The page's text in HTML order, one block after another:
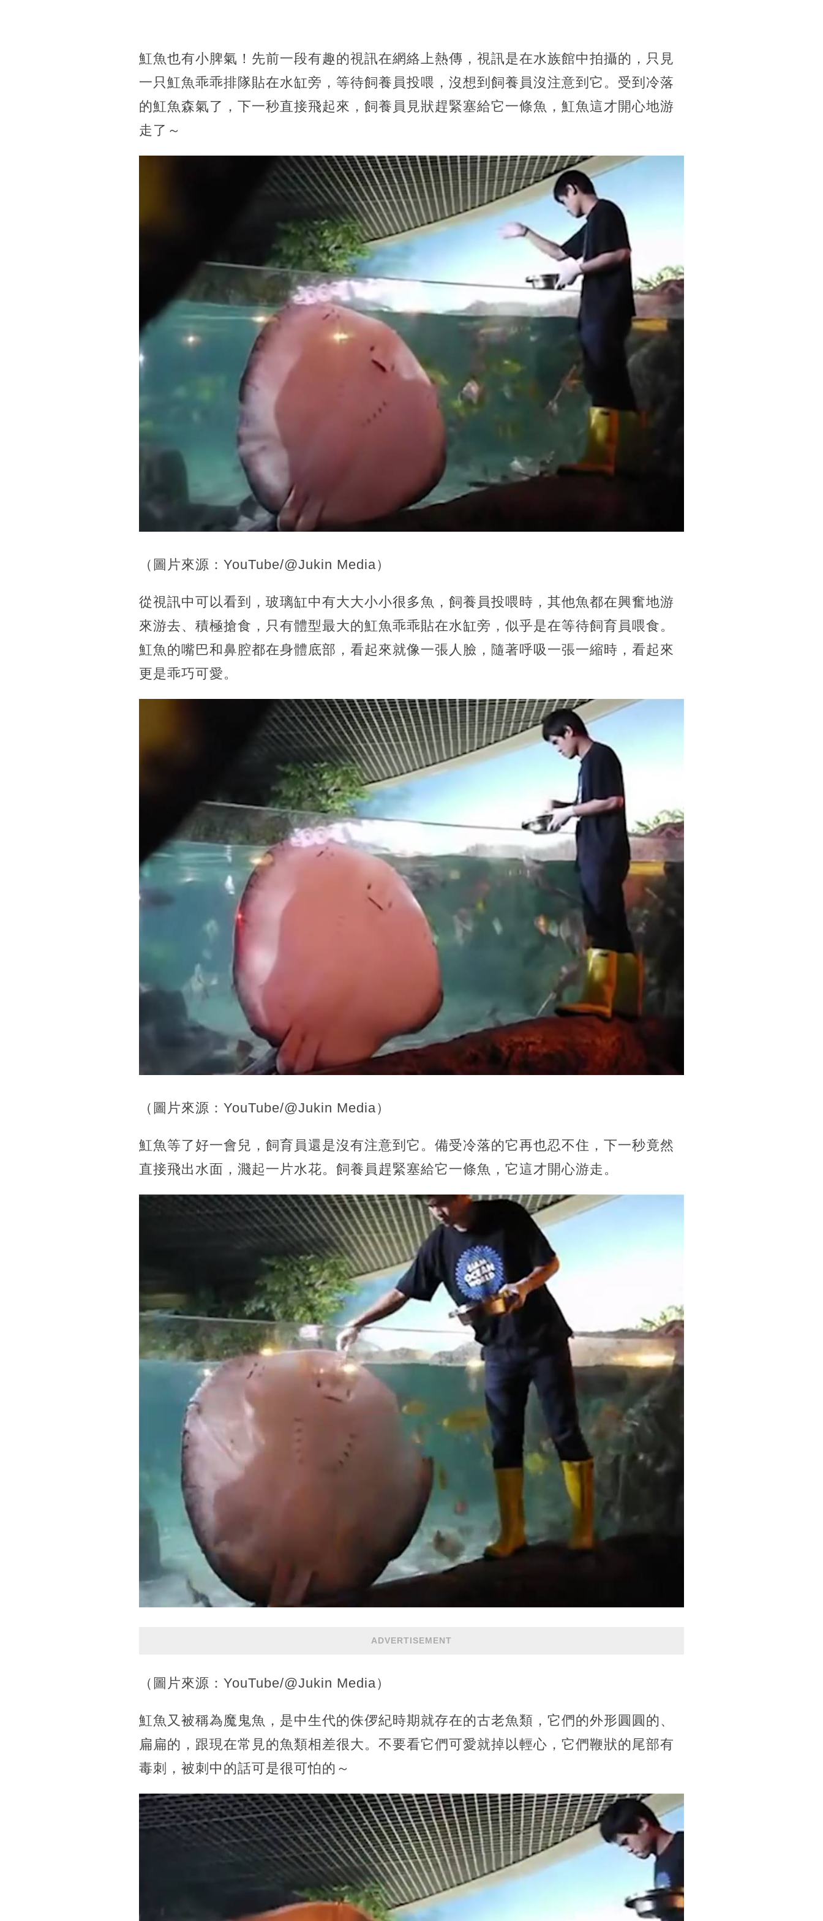
魟魚也有小脾氣！先前一段有趣的視訊在網絡上熱傳，視訊是在水族館中拍攝的，只見
一只魟魚乖乖排隊貼在水缸旁，等待飼養員投喂，沒想到飼養員沒注意到它。受到冷落
的魟魚森氣了，下一秒直接飛起來，飼養員見狀趕緊塞給它一條魚，魟魚這才開心地游
走了～
（圖片來源：YouTube/@Jukin Media）
從視訊中可以看到，玻璃缸中有大大小小很多魚，飼養員投喂時，其他魚都在興奮地游
來游去、積極搶食，只有體型最大的魟魚乖乖貼在水缸旁，似乎是在等待飼育員喂食。
魟魚的嘴巴和鼻腔都在身體底部，看起來就像一張人臉，隨著呼吸一張一縮時，看起來
更是乖巧可愛。
（圖片來源：YouTube/@Jukin Media）
魟魚等了好一會兒，飼育員還是沒有注意到它。備受冷落的它再也忍不住，下一秒竟然
直接飛出水面，濺起一片水花。飼養員趕緊塞給它一條魚，它這才開心游走。
ADVERTISEMENT
（圖片來源：YouTube/@Jukin Media）
魟魚又被稱為魔鬼魚，是中生代的侏㑩紀時期就存在的古老魚類，它們的外形圓圓的、
扁扁的，跟現在常見的魚類相差很大。不要看它們可愛就掉以輕心，它們鞭狀的尾部有
毒刺，被刺中的話可是很可怕的～